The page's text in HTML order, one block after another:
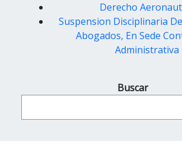
Derecho
Suspension Disciplinaria
Abogados, En Sede
Administrativa
Buscar